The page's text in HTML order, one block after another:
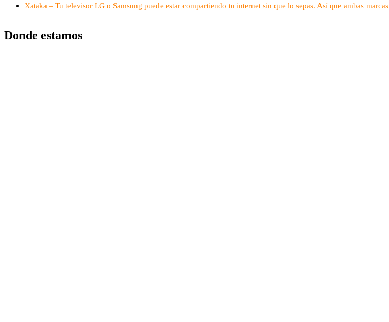
Xataka – Tu televisor LG o Samsung puede estar compartiendo tu internet sin que lo sepas. Así que ambas
Donde estamos